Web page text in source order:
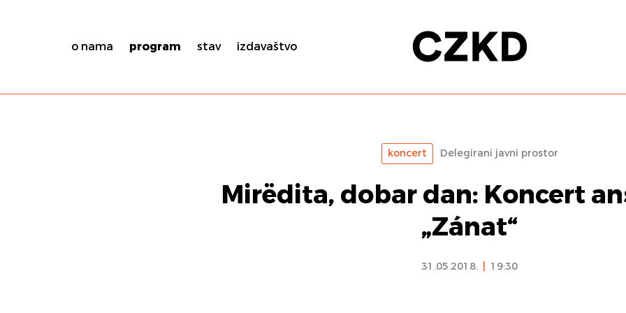
o nama program stav izdavaštvo
koncert Delegirani javni prostor
Mirëdita, dobar dan: Koncert
„Zánat“
31.05.2018. 19:30